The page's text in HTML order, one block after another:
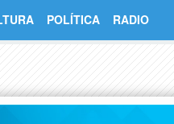
POLÍTICA RADIO